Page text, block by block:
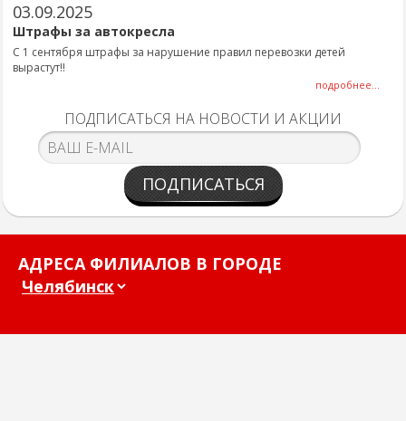
03.09.2025
Штрафы за автокресла
С 1 сентября штрафы за нарушение правил перевозки детей
вырастут!!
подробнее...
ПОДПИСАТЬСЯ НА НОВОСТИ И АКЦИИ
ПОДПИСАТЬСЯ
АДРЕСА ФИЛИАЛОВ В ГОРОДЕ